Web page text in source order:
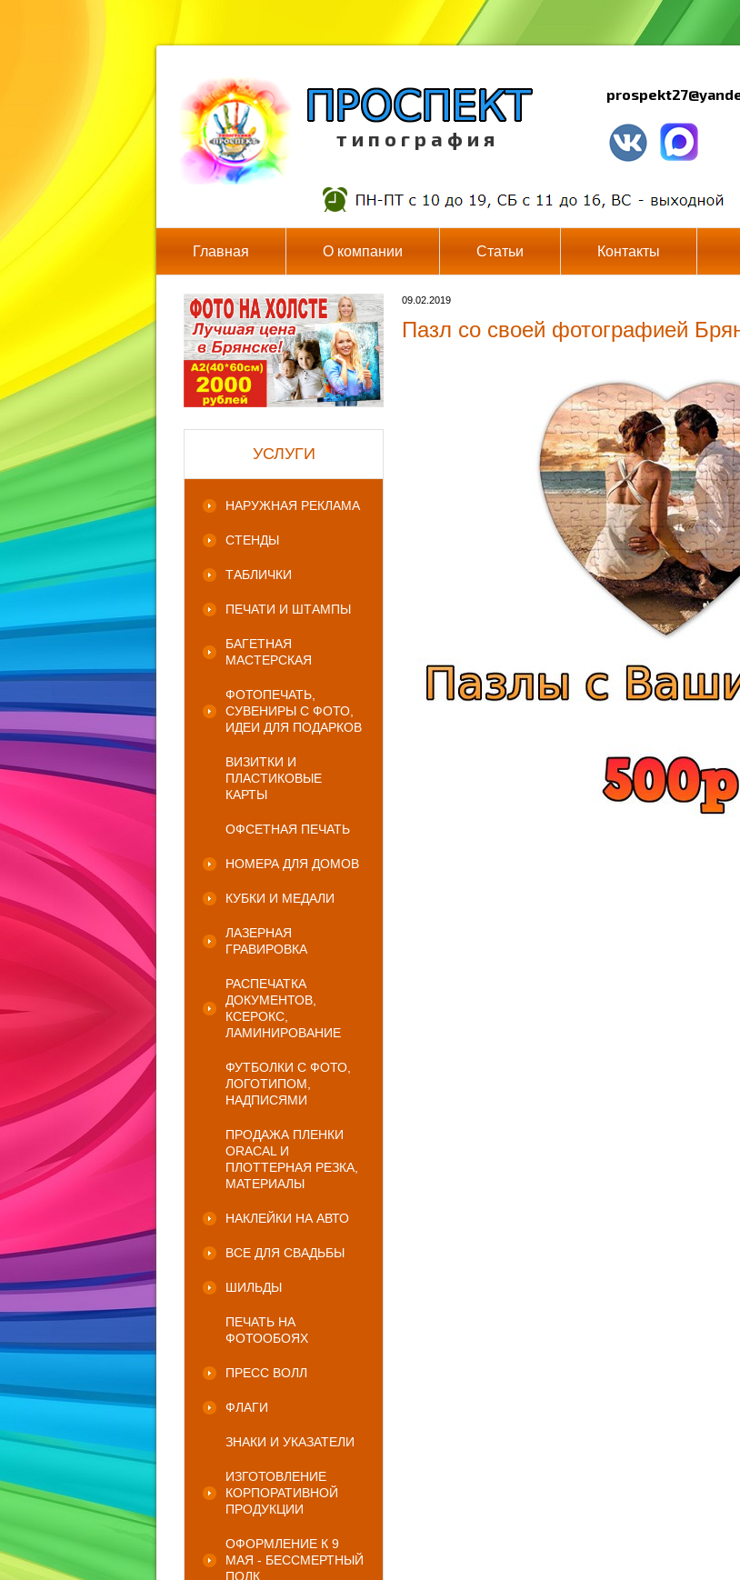
т и п о г р а ф и я
Главная О компании Статьи Контакты
УСЛУГИ
НАРУЖНАЯ РЕКЛАМА
СТЕНДЫ
ТАБЛИЧКИ
ПЕЧАТИ И ШТАМПЫ
БАГЕТНАЯ
МАСТЕРСКАЯ
ФОТОПЕЧАТЬ,
СУВЕНИРЫ С ФОТО,
ИДЕИ ДЛЯ ПОДАРКОВ
ВИЗИТКИ И
ПЛАСТИКОВЫЕ
КАРТЫ
ОФСЕТНАЯ ПЕЧАТЬ
НОМЕРА ДЛЯ ДОМОВ
КУБКИ И МЕДАЛИ
ЛАЗЕРНАЯ
ГРАВИРОВКА
РАСПЕЧАТКА
ДОКУМЕНТОВ,
КСЕРОКС,
ЛАМИНИРОВАНИЕ
ФУТБОЛКИ С ФОТО,
ЛОГОТИПОМ,
НАДПИСЯМИ
ПРОДАЖА ПЛЕНКИ
ORACAL И
ПЛОТТЕРНАЯ РЕЗКА,
МАТЕРИАЛЫ
НАКЛЕЙКИ НА АВТО
ВСЕ ДЛЯ СВАДЬБЫ
ШИЛЬДЫ
ПЕЧАТЬ НА
ФОТООБОЯХ
ПРЕСС ВОЛЛ
ФЛАГИ
ЗНАКИ И УКАЗАТЕЛИ
ИЗГОТОВЛЕНИЕ
КОРПОРАТИВНОЙ
ПРОДУКЦИИ
ОФОРМЛЕНИЕ К 9
МАЯ - БЕССМЕРТНЫЙ
ПОЛК
09.02.2019
Пазл со своей фотографией